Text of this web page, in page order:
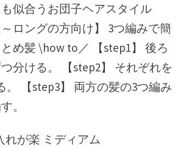
似合うお団子ヘアスタイル
～ロングの方向け】 3つ編みで簡
め髪 \how to／ 【step1】 後ろ
分ける。 【step2】 それぞれを
。 【step3】 両方の髪の3つ編み
。
れが楽 ミディアム